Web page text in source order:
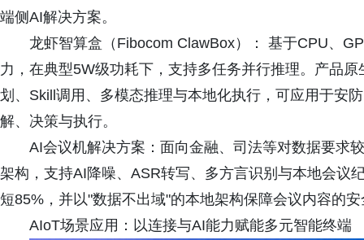
端侧AI解决方案。
龙虾智算盒（Fibocom ClawBox）： 基于CPU、
力，在典型5W级功耗下，支持多任务并行推理。产品
划、Skill调用、多模态推理与本地化执行，可应用于安
解、决策与执行。
AI会议机解决方案：面向金融、司法等对数据要求
架构，支持AI降噪、ASR转写、多方言识别与本地会议
短85%，并以"数据不出域"的本地架构保障会议内容的
AIoT场景应用：以连接与AI能力赋能多元智能终端